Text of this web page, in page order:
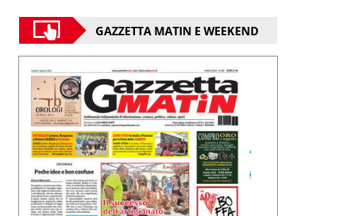
GAZZETTA MATIN E WEEKEND